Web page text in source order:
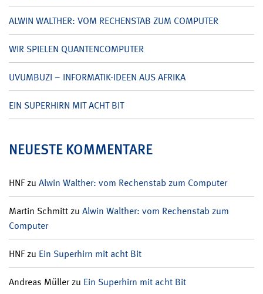
ALWIN WALTHER: VOM RECHENSTAB ZUM COMPUTER
WIR SPIELEN QUANTENCOMPUTER
UVUMBUZI – INFORMATIK-IDEEN AUS AFRIKA
EIN SUPERHIRN MIT ACHT BIT
NEUESTE KOMMENTARE
HNFzu Alwin Walther: vom Rechenstab zum Computer
Martin Schmittzu Alwin Walther: vom Rechenstab zum
Computer
HNFzu Ein Superhirn mit acht Bit
Andreas Müllerzu Ein Superhirn mit acht Bit